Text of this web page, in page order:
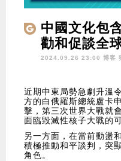
中國文化包
勸和促談全
2024.09.26 23:00 博客
近期中東局勢急劇升溫
方的白俄羅斯總統盧卡
擊，第三次世界大戰就
面臨毀滅性核子大戰的
另一方面，在當前動盪
積極推動和平談判，突
角色。